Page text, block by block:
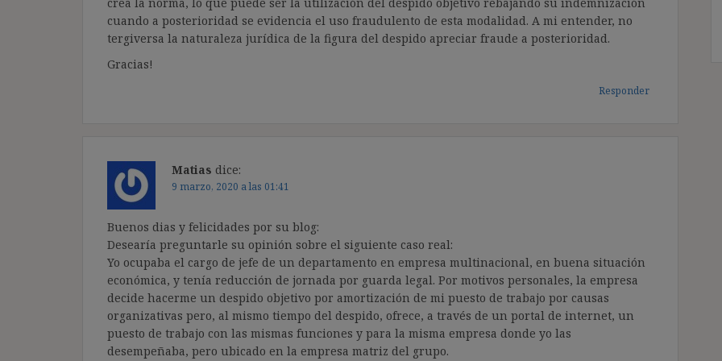
cuando a posterioridad se evidencia el uso fraudulento de esta modalidad. A mi entender, no
tergiversa la naturaleza jurídica de la figura del despido apreciar fraude a posterioridad.
Gracias!
Responder
Matias dice:
9 marzo, 2020 a las 01:41
Buenos dias y felicidades por su blog:
Desearía preguntarle su opinión sobre el siguiente caso real:
Yo ocupaba el cargo de jefe de un departamento en empresa multinacional, en buena situación
económica, y tenía reducción de jornada por guarda legal. Por motivos personales, la empresa
decide hacerme un despido objetivo por amortización de mi puesto de trabajo por causas
organizativas pero, al mismo tiempo del despido, ofrece, a través de un portal de internet, un
puesto de trabajo con las mismas funciones y para la misma empresa donde yo las
desempeñaba, pero ubicado en la empresa matriz del grupo.